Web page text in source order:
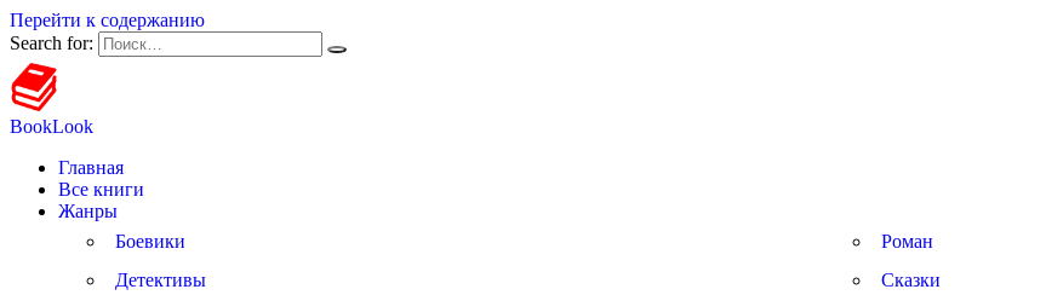
Перейти к содержанию
Search for:
BookLook
Главная
Все книги
Жанры
Боевики
Детективы
Роман
Сказки